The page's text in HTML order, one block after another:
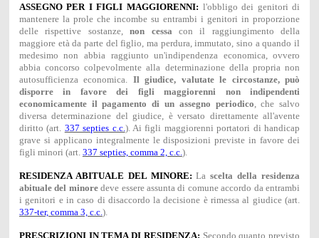
ASSEGNO PER I FIGLI MAGGIORENNI: l'obbligo dei genitori di
mantenere la prole che incombe su entrambi i genitori in proporzione
delle rispettive sostanze,non cessa con il raggiungimento della
maggiore età da parte del figlio, ma perdura, immutato, sino a quando il
medesimo non abbia raggiunto un'indipendenza economica, ovvero
abbia concorso colpevolmente alla determinazione della propria non
autosufficienza economica. Il giudice, valutate le circostanze, può
disporre in favore dei figli maggiorenni non indipendenti
economicamente il pagamento di un assegno periodico , che salvo
diversa determinazione del giudice, è versato direttamente all'avente
diritto (art. 337 septies c.c. ). Ai figli maggiorenni portatori di handicap
grave si applicano integralmente le disposizioni previste in favore dei
figli minori (art. 337 septies, comma 2, c.c. ).
RESIDENZA ABITUALE DEL MINORE: Lascelta della residenza
abituale del minoredeve essere assunta di comune accordo da entrambi
i genitori e in caso di disaccordo la decisione è rimessa al giudice (art.
337-ter, comma 3, c.c. ).
PRESCRIZIONI IN TEMA DI RESIDENZA: Secondo quanto previsto